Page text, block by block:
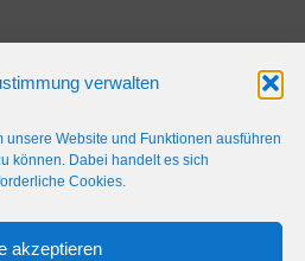
verwalten
unsere Website und Funktionen ausführen
können. Dabei handelt es sich
Cookies.
akzeptieren